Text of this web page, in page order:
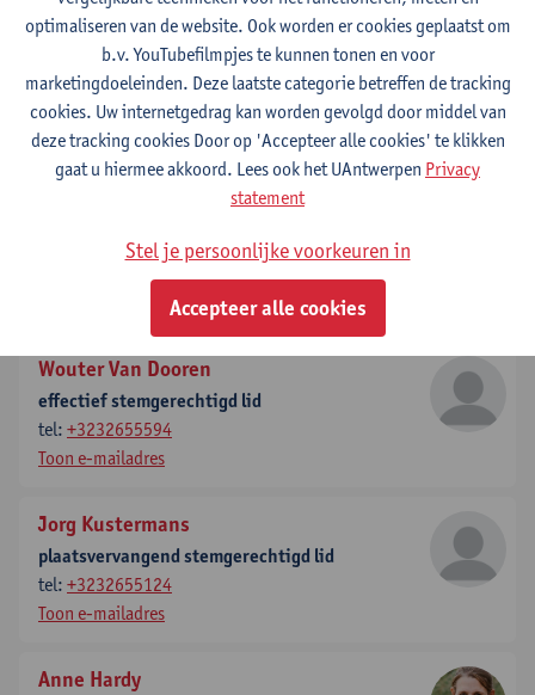
Peter Raeymaeckers
effectief stemgerechtigd lid
tel:+3232655339
Toon e-mailadres
effectief stemgerechtigd lid
+3232655541
Wouter Van Dooren
effectief stemgerechtigd lid
tel: +3232655594
Toon e-mailadres
Jorg Kustermans
plaatsvervangend stemgerechtigd lid
tel: +3232655124
Toon e-mailadres
Anne Hardy
optimaliseren van de website. Ook worden er cookies geplaatst om
b.v. YouTubefilmpjes te kunnen tonen en voor
marketingdoeleinden. Deze laatste categorie betreffen de tracking
cookies. Uw internetgedrag kan worden gevolgd door middel van
deze tracking cookies Door op 'Accepteer alle cookies' te klikken
gaat u hiermee akkoord. Lees ook het UAntwerpen Privacy
statement
Stel je persoonlijke voorkeuren in
Accepteer alle cookies